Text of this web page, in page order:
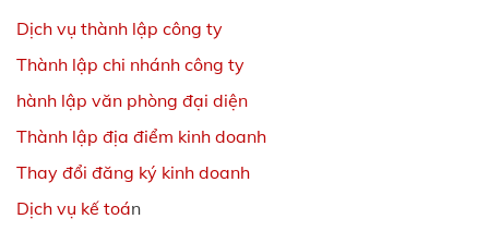
Dịch vụ thành lập công ty
Thành lập chi nhánh công ty
hành lập văn phòng đại diện
Thành lập địa điểm kinh doanh
Thay đổi đăng ký kinh doanh
Dịch vụ kế toán